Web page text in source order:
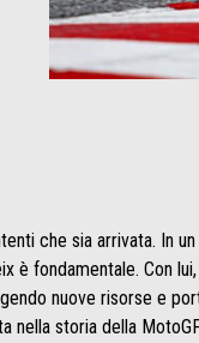
che sia arrivata. In
fondamentale. Con
nuove risorse e
nella storia della